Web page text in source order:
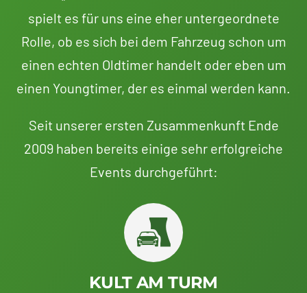
spielt es für uns eine eher untergeordnete
Rolle, ob es sich bei dem Fahrzeug schon um
einen echten Oldtimer handelt oder eben um
einen Youngtimer, der es einmal werden kann.
Seit unserer ersten Zusammenkunft Ende
2009 haben bereits einige sehr erfolgreiche
Events durchgeführt:
KULT AM TURM